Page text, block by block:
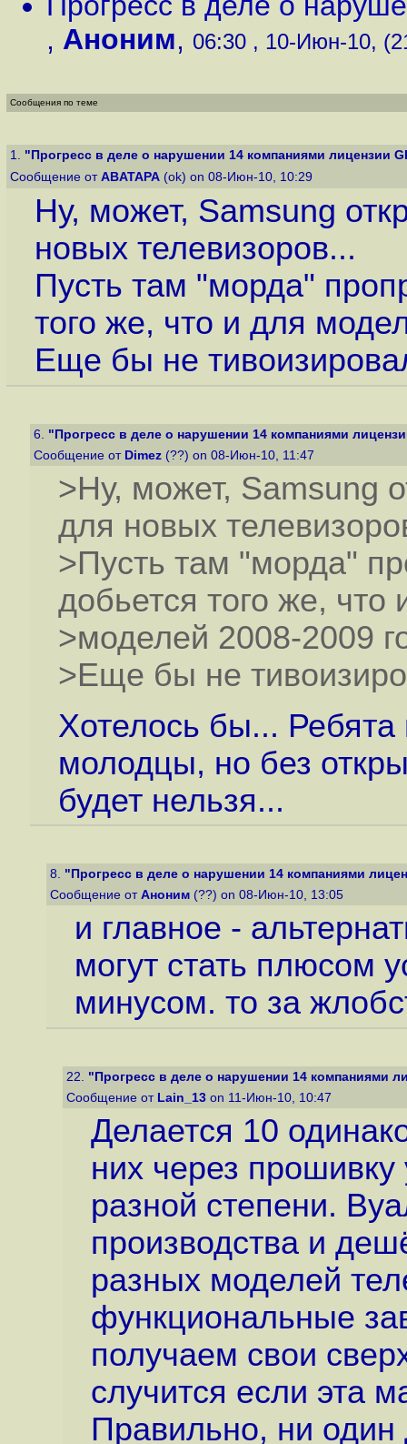
, Аноним, 06:30 , 10-Июн-10,
Сообщения по теме
1. "Прогресс в деле о нарушении 14 компаниями лицензии
Сообщение от ABATAPA (ok) on 08-Июн-10, 10:29
Ну, может, Samsung
новых телевизоров...
Пусть там "морда"
того же, что и для
Еще бы не
6. "Прогресс в деле о нарушении 14 компаниями
Сообщение от Dimez (??) on 08-Июн-10, 11:47
>Ну, может, Samsung
для новых
>Пусть там "морда"
добьется того же, что
>моделей 2008-2009
>Еще бы не
Хотелось бы...
молодцы, но без
будет нельзя...
8. "Прогресс в деле о нарушении 14 компаниями
Сообщение от Аноним (??) on 08-Июн-10, 13:05
и главное -
могут стать плюсом
минусом. то за
22. "Прогресс в деле о нарушении 14 компаниями
Сообщение от Lain_13 on 11-Июн-10, 10:47
Делается 10
них через
разной степени.
производства и
разных моделей
функциональные
получаем свои
случится если эта
Правильно, ни